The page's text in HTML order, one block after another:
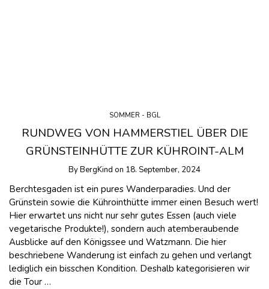
SOMMER - BGL
RUNDWEG VON HAMMERSTIEL ÜBER DIE
GRÜNSTEINHÜTTE ZUR KÜHROINT-ALM
ByBergKind on 18. September, 2024
Berchtesgaden ist ein pures Wanderparadies. Und der
Grünstein sowie die Kührointhütte immer einen Besuch wert!
Hier erwartet uns nicht nur sehr gutes Essen (auch viele
vegetarische Produkte!), sondern auch atemberaubende
Ausblicke auf den Königssee und Watzmann. Die hier
beschriebene Wanderung ist einfach zu gehen und verlangt
lediglich ein bisschen Kondition. Deshalb kategorisieren wir
die Tour …